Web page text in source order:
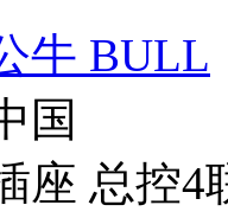
牛 BULL
国
座 总控4